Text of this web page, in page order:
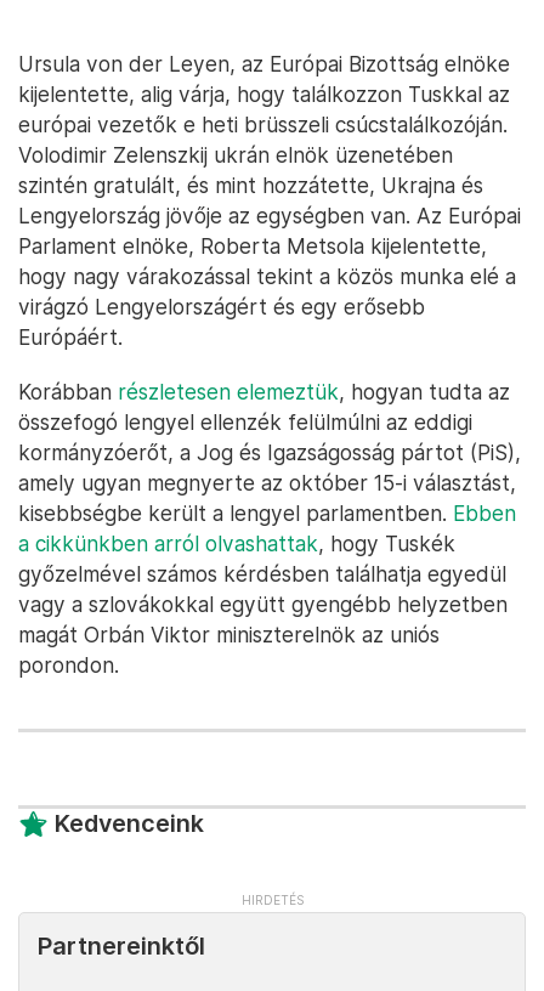
Ursula von der Leyen, az Európai Bizottság elnöke
kijelentette, alig várja, hogy találkozzon Tuskkal az
európai vezetők e heti brüsszeli csúcstalálkozóján.
Volodimir Zelenszkij ukrán elnök üzenetében
szintén gratulált, és mint hozzátette, Ukrajna és
Lengyelország jövője az egységben van. Az Európai
Parlament elnöke, Roberta Metsola kijelentette,
hogy nagy várakozással tekint a közös munka elé a
virágzó Lengyelországért és egy erősebb
Európáért.
Korábban részletesen elemeztük, hogyan tudta az
összefogó lengyel ellenzék felülmúlni az eddigi
kormányzóerőt, a Jog és Igazságosság pártot (PiS),
amely ugyan megnyerte az október 15-i választást,
kisebbségbe került a lengyel parlamentben. Ebben
a cikkünkben arról olvashattak, hogy Tuskék
győzelmével számos kérdésben találhatja egyedül
vagy a szlovákokkal együtt gyengébb helyzetben
magát Orbán Viktor miniszterelnök az uniós
porondon.
Kedvenceink
Partnereinktől